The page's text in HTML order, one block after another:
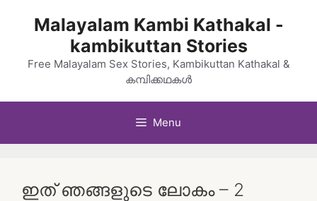
Malayalam Kambi Kathakal -
kambikuttan Stories
Free Malayalam Sex Stories, Kambikuttan Kathakal &
കമ്പിക്കഥകൾ
Menu
ഇത് ഞങ്ങളുടെ ലോകം – 2